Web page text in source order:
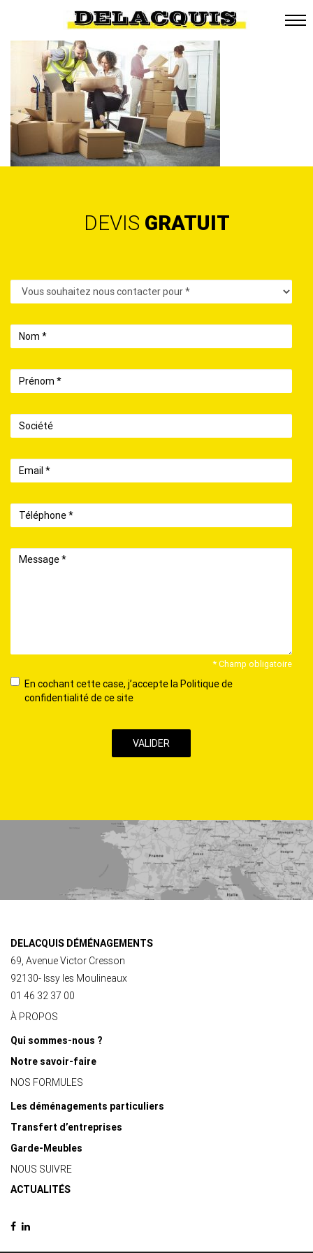
DEVIS GRATUIT
Contact
Nom
Prénom
Société
Email
Téléphone
Message
* Champ obligatoire
En
cochant
ce
En cochant cette case, j’accepte la Politique de
confidentialité de ce site
DELACQUIS DÉMÉNAGEMENTS
69, Avenue Victor Cresson
92130- Issy les Moulineaux
01 46 32 37 00
À PROPOS
Qui sommes-nous ?
Notre savoir-faire
NOS FORMULES
Les déménagements particuliers
Transfert d’entreprises
Garde-Meubles
NOUS SUIVRE
ACTUALITÉS